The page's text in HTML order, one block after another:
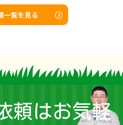
一覧を見る
頼はお気軽